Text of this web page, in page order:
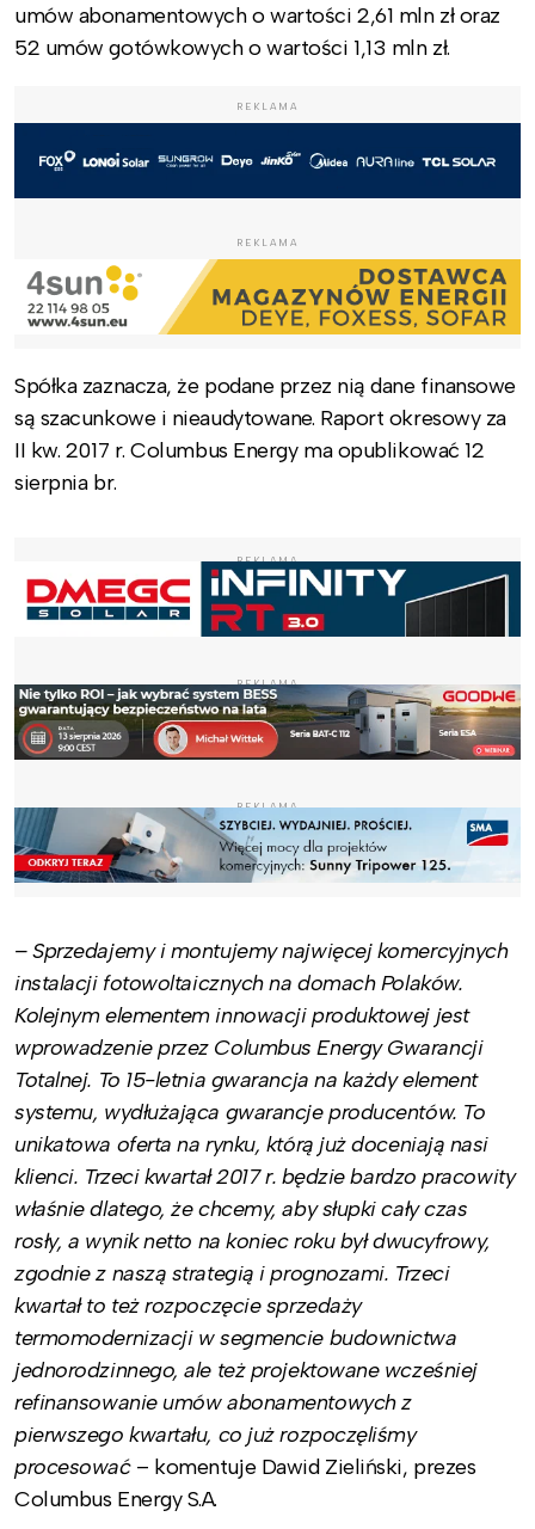
umów abonamentowych o wartości 2,61 mln zł oraz
52 umów gotówkowych o wartości 1,13 mln zł.
REKLAMA
REKLAMA
Spółka zaznacza, że podane przez nią dane finansowe
są szacunkowe i nieaudytowane. Raport okresowy za
II kw. 2017 r. Columbus Energy ma opublikować 12
sierpnia br.
REKLAMA
REKLAMA
REKLAMA
– Sprzedajemy i montujemy najwięcej komercyjnych
instalacji fotowoltaicznych na domach Polaków.
Kolejnym elementem innowacji produktowej jest
wprowadzenie przez Columbus Energy Gwarancji
Totalnej. To 15-letnia gwarancja na każdy element
systemu, wydłużająca gwarancje producentów. To
unikatowa oferta na rynku, którą już doceniają nasi
klienci. Trzeci kwartał 2017 r. będzie bardzo pracowity
właśnie dlatego, że chcemy, aby słupki cały czas
rosły, a wynik netto na koniec roku był dwucyfrowy,
zgodnie z naszą strategią i prognozami. Trzeci
kwartał to też rozpoczęcie sprzedaży
termomodernizacji w segmencie budownictwa
jednorodzinnego, ale też projektowane wcześniej
refinansowanie umów abonamentowych z
pierwszego kwartału, co już rozpoczęliśmy
procesować– komentuje Dawid Zieliński, prezes
Columbus Energy S.A.